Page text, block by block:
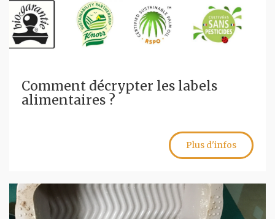
Comment décrypter les labels
alimentaires ?
Plus d'infos